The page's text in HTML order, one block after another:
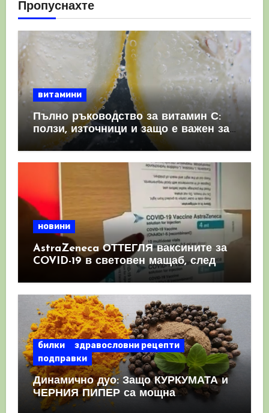
Пропуснахте
витамини
Пълно ръководство за витамин С:
ползи, източници и защо е важен за
имунната система
новини
AstraZeneca ОТТЕГЛЯ ваксините за
COVID-19 в световен мащаб, след
като призна, че те причиняват
билки
здравословни рецепти
подправки
Динамично дуо: Защо КУРКУМАТА и
ЧЕРНИЯ ПИПЕР са мощна
комбинация